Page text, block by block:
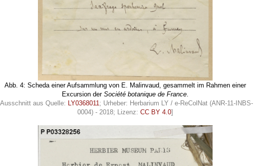
Abb. 4: Scheda einer Aufsammlung von E. Malinvaud, gesammelt im Rahmen einer
Excursion der Société botanique de France
aus Quelle: LY0368011 ; Urheber: Herbarium LY / e-ReColNat (ANR-11-INBS-
0004) - 2018; Lizenz: CC BY 4.0]